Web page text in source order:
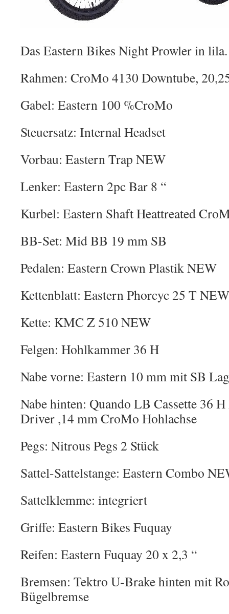
Das Eastern Bikes Night Prowler in lila.
Rahmen: CroMo 4130 Downtube,
Gabel: Eastern 100 %CroMo
Steuersatz: Internal Headset
Vorbau: Eastern Trap NEW
Lenker: Eastern 2pc Bar 8 “
Kurbel: Eastern Shaft Heattreated
BB-Set: Mid BB 19 mm SB
Pedalen: Eastern Crown Plastik NEW
Kettenblatt: Eastern Phorcyc 25 T NEW
Kette: KMC Z 510 NEW
Felgen: Hohlkammer 36 H
Nabe vorne: Eastern 10 mm mit SB
Nabe hinten: Quando LB Cassette 36
Driver ,14 mm CroMo Hohlachse
Pegs: Nitrous Pegs 2 Stück
Sattel-Sattelstange: Eastern Combo
Sattelklemme: integriert
Griffe: Eastern Bikes Fuquay
Reifen: Eastern Fuquay 20 x 2,3 “
Bremsen: Tektro U-Brake hinten mit
Bügelbremse